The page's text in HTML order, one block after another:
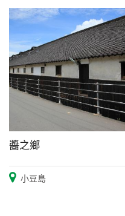
醬之鄉
小豆島